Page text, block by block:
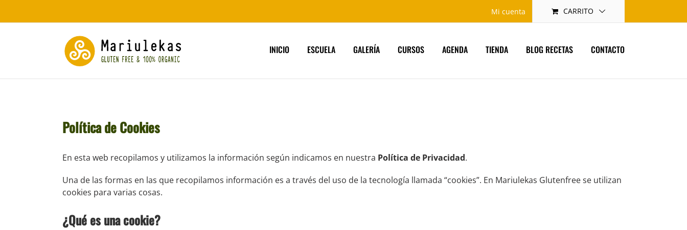
Mi cuenta CARRITO
INICIO ESCUELA GALERÍA CURSOS AGENDA TIENDA BLOG RECETAS CONTACTO
Política de Cookies
En esta web recopilamos y utilizamos la información según indicamos en nuestra Política de Privacidad.
Una de las formas en las que recopilamos información es a través del uso de la tecnología llamada “cookies”. En Mariulekas Glutenfree se utilizan
cookies para varias cosas.
¿Qué es una cookie?